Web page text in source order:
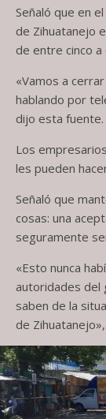
Señaló que en
de Zihuatanejo
de entre cinco
«Vamos a
hablando por
dijo esta fuente.
Los
les pueden
Señaló que
cosas: una
seguramente
«Esto nunca
autoridades del
saben de la
de